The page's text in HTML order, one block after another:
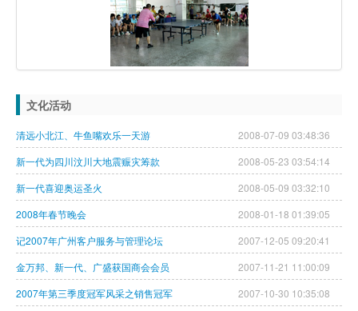
文化活动
2008-07-09 03:48:36
清远小北江、牛鱼嘴欢乐一天游
2008-05-23 03:54:14
新一代为四川汶川大地震赈灾筹款
2008-05-09 03:32:10
新一代喜迎奥运圣火
2008-01-18 01:39:05
2008年春节晚会
2007-12-05 09:20:41
记2007年广州客户服务与管理论坛
2007-11-21 11:00:09
金万邦、新一代、广盛获国商会会员
2007-10-30 10:35:08
2007年第三季度冠军风采之销售冠军